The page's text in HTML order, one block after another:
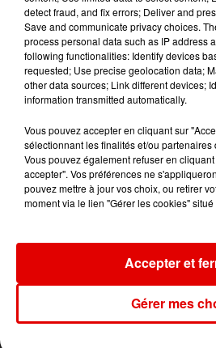
L'ACTU DES ARDENNES
detect fraud, and fix errors; Deliver and
Save and communicate privacy choices.
process personal data such as IP address
following functionalities: Identify devices
requested; Use precise geolocation data;
other data sources; Link different devices;
information transmitted automatically.
Vous pouvez accepter en cliquant sur
sélectionnant les finalités et/ou partenaires
Vous pouvez également refuser en
accepter". Vos préférences ne
pouvez mettre à jour vos choix, ou retirer
moment via le lien "Gérer les cookies"
Gérer mes
Accepter et